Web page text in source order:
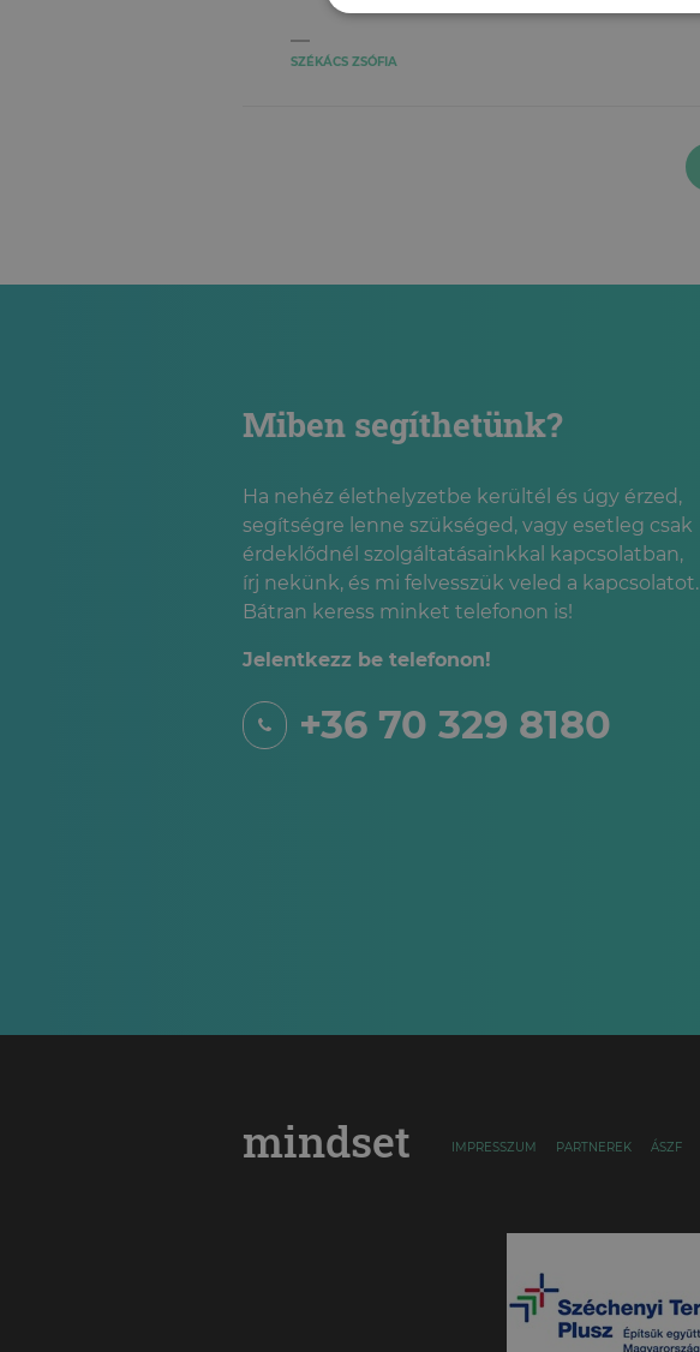
SZÉKÁCS ZSÓFIA
Miben segíthetünk?
Ha nehéz élethelyzetbe kerültél és úgy érzed,
segítségre lenne szükséged, vagy esetleg csak
érdeklődnél szolgáltatásainkkal kapcsolatban,
írj nekünk, és mi felvesszük veled a kapcsolatot.
Bátran keress minket telefonon is!
Jelentkezz be telefonon!
+36 70 329 8180
mindset IMPRESSZUM PARTNEREK ÁSZF